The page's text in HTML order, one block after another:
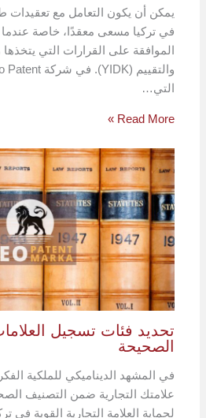
يمكن أن يكون التعامل مع تعقيدات
في تركيا مسعى معقدًا، خاصة عندما
الموافقة على القرارات التي
التي…
Read More »
تحديد فئات تسجيل
الصحيحة
في المشهد الديناميكي للملكية
علامتك التجارية ضمن التصنيف